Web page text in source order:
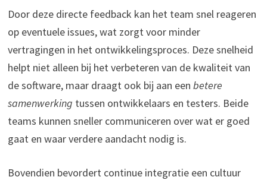
Door deze directe feedback kan het team snel reageren
op eventuele issues, wat zorgt voor minder
vertragingen in het ontwikkelingsproces. Deze snelheid
helpt niet alleen bij het verbeteren van de kwaliteit van
de software, maar draagt ook bij aan een betere
samenwerking tussen ontwikkelaars en testers. Beide
teams kunnen sneller communiceren over wat er goed
gaat en waar verdere aandacht nodig is.
Bovendien bevordert continue integratie een cultuur